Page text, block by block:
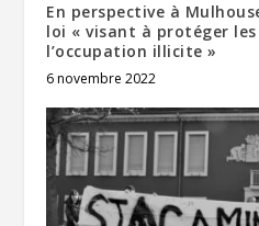
En perspective à
loi « visant à protéger
l’occupation illicite »
6 novembre 2022